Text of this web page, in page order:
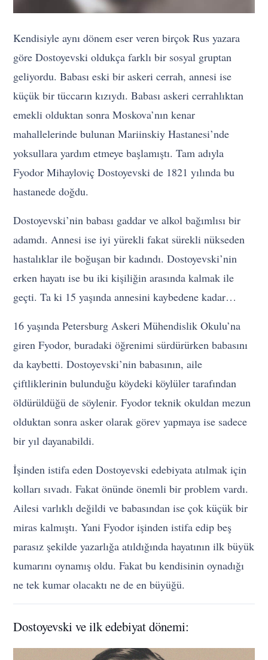
Kendisiyle aynı dönem eser veren birçok Rus yazara
göre Dostoyevski oldukça farklı bir sosyal gruptan
geliyordu. Babası eski bir askeri cerrah, annesi ise
küçük bir tüccarın kızıydı. Babası askeri cerrahlıktan
emekli olduktan sonra Moskova’nın kenar
mahallelerinde bulunan Mariinskiy Hastanesi’nde
yoksullara yardım etmeye başlamıştı. Tam adıyla
Fyodor Mihayloviç Dostoyevski de 1821 yılında bu
hastanede doğdu.
Dostoyevski’nin babası gaddar ve alkol bağımlısı bir
adamdı. Annesi ise iyi yürekli fakat sürekli nükseden
hastalıklar ile boğuşan bir kadındı. Dostoyevski’nin
erken hayatı ise bu iki kişiliğin arasında kalmak ile
geçti. Ta ki 15 yaşında annesini kaybedene kadar…
16 yaşında Petersburg Askeri Mühendislik Okulu’na
giren Fyodor, buradaki öğrenimi sürdürürken babasını
da kaybetti. Dostoyevski’nin babasının, aile
çiftliklerinin bulunduğu köydeki köylüler tarafından
öldürüldüğü de söylenir. Fyodor teknik okuldan mezun
olduktan sonra asker olarak görev yapmaya ise sadece
bir yıl dayanabildi.
İşinden istifa eden Dostoyevski edebiyata atılmak için
kolları sıvadı. Fakat önünde önemli bir problem vardı.
Ailesi varlıklı değildi ve babasından ise çok küçük bir
miras kalmıştı. Yani Fyodor işinden istifa edip beş
parasız şekilde yazarlığa atıldığında hayatının ilk büyük
kumarını oynamış oldu. Fakat bu kendisinin oynadığı
ne tek kumar olacaktı ne de en büyüğü.
Dostoyevski ve ilk edebiyat dönemi: